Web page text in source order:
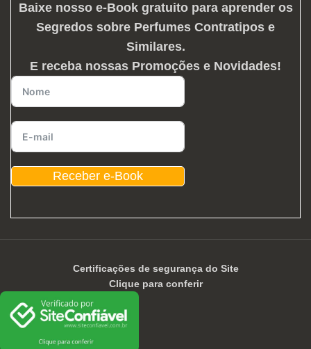
Baixe nosso e-Book gratuito para aprender os
Segredos sobre Perfumes Contratipos e
Similares.
E receba nossas Promoções e Novidades!
Receber e-Book
Certificações de segurança do Site
Clique para conferir